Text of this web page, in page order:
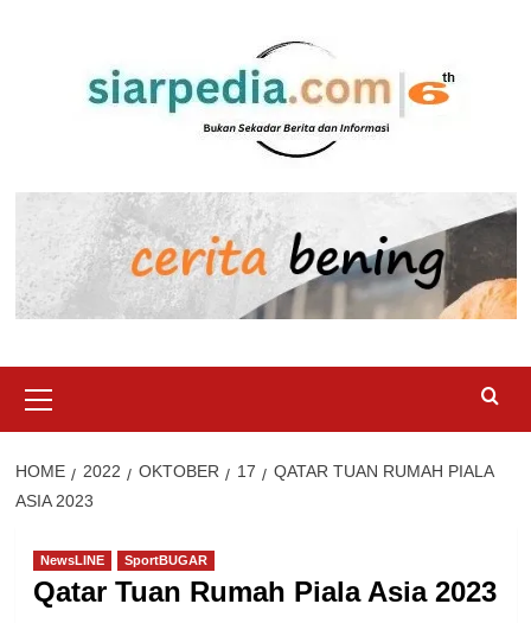
Menu
HOME 2022 OKTOBER 17
QATAR TUAN RUMAH PIALA
ASIA 2023
NewsLINE SportBUGAR
Qatar Tuan Rumah Piala Asia 2023